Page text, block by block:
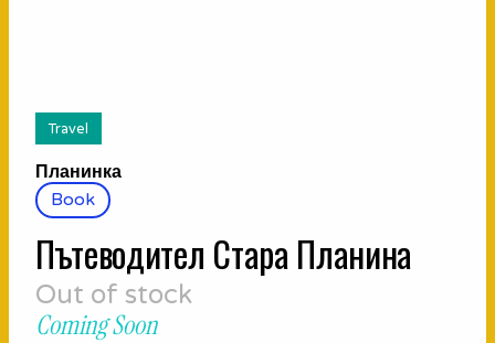
Book
Travel
Планинка
Пътеводител Стара Планина
Out of stock
Coming Soon